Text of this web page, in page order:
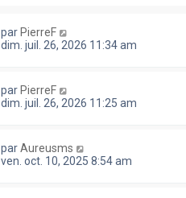
par PierreF
dim. juil. 26, 2026 11:34 am
par PierreF
dim. juil. 26, 2026 11:25 am
parAureusms
ven. oct. 10, 2025 8:54 am